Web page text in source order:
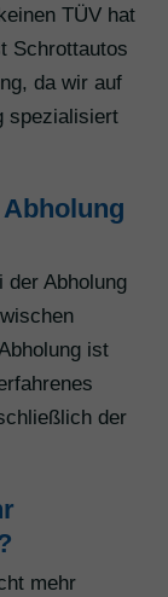
TÜV hat
Schrottautos
da wir auf
spezialisiert
der Abholung
ist
der
mehr